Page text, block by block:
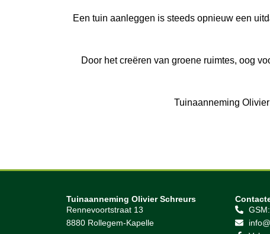
Een tuin aanleggen is steeds opnieuw een
Door het creëren van groene ruimtes, oog
Tuinaanneming
Tuinaanneming Olivier Schreurs
Rennevoortstraat 13
8880 Rollegem-Kapelle